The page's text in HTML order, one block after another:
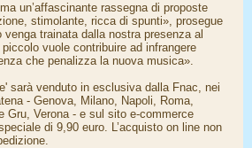
un’affascinante rassegna di proposte
stimolante, ricca di spunti», prosegue
venga trainata dalla nostra presenza al
vuole contribuire ad infrangere
che penalizza la nuova musica».
sarà venduto in esclusiva dalla Fnac, nei
- Genova, Milano, Napoli, Roma,
Gru, Verona - e sul sito e-commerce
di 9,90 euro. L’acquisto on line non